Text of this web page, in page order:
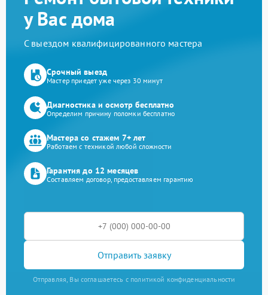
у Вас дома
С выездом квалифицированного мастера
Срочный выезд
Мастер приедет уже через 30 минут
Диагностика и осмотр бесплатно
Определим причину поломки бесплатно
Мастера со стажем 7+ лет
Работаем с техникой любой сложности
Гарантия до 12 месяцев
Составляем договор, предоставляем гарантию
Отправить заявку
Отправляя, Вы соглашаетесь с политикой конфиденциальности